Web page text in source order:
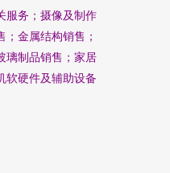
服务；摄像及制作
金属结构销售；
璃制品销售；家居
软硬件及辅助设备